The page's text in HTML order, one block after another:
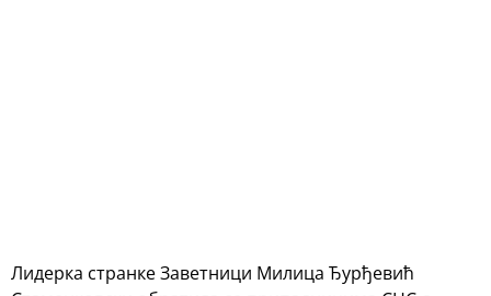
Лидерка странке Заветници Милица Ђурђевић